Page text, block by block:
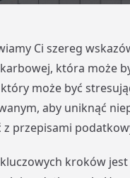
Ci szereg
która może
może być
aby uniknąć
z przepisami
kluczowych kroków